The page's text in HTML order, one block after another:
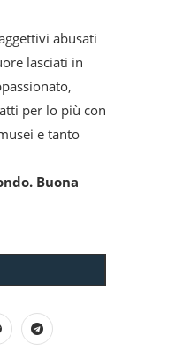
abusati
lasciati in
per lo più con
e tanto
Buona